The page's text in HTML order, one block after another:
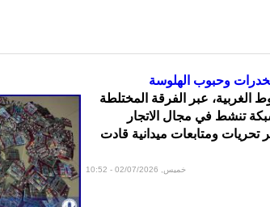
وحبوب الهلوسة
الغربية، عبر الفرقة المختلطة
تنشط في مجال الاتجار
تحريات ومتابعات ميدانية قادت
خميس, 02/07/2026 - 10:52